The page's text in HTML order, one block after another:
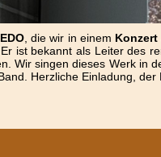
, die wir in einem Konzert
ist bekannt als Leiter des
Wir singen dieses Werk in
Herzliche Einladung,